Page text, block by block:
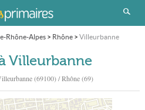
Rhône-Alpes> Rhône> Villeurbanne
Villeurbanne
(69100) / Rhône (69)